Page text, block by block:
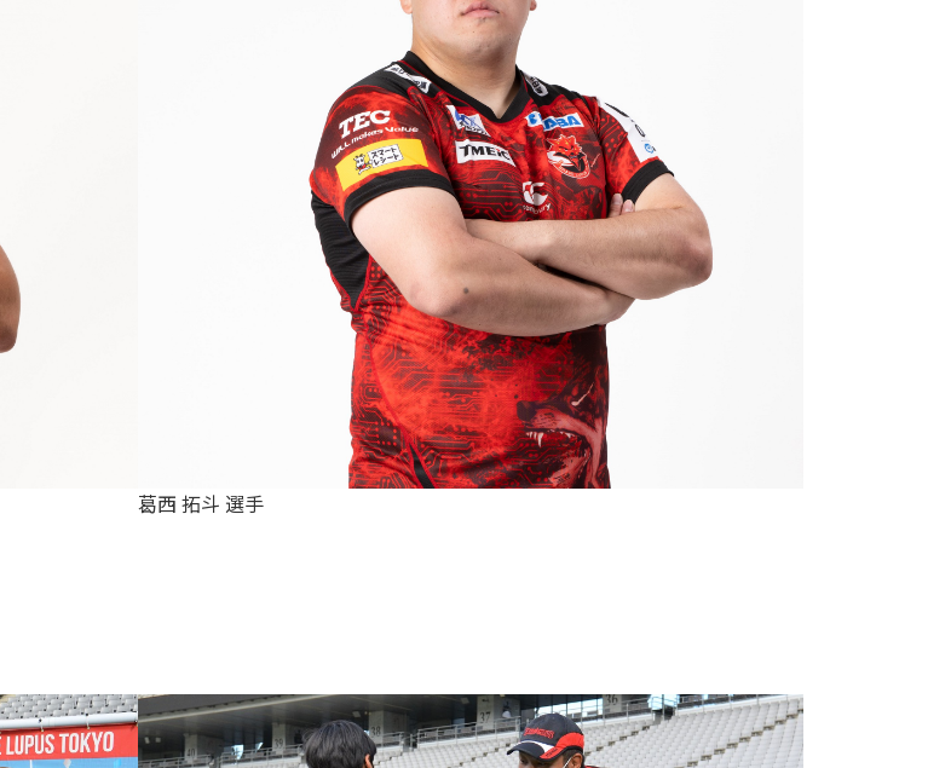
葛西 拓斗 選手